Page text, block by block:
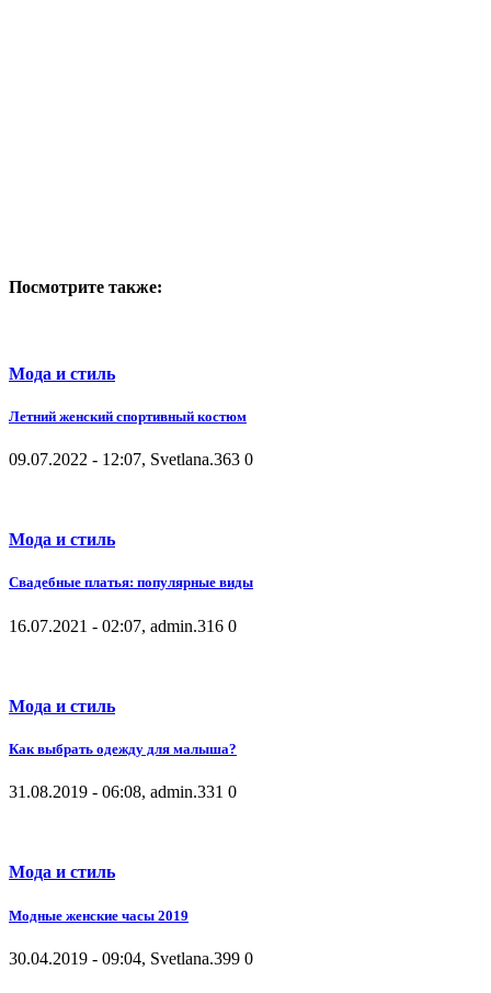
Посмотрите также:
Мода и стиль
Летний женский спортивный костюм
09.07.2022 - 12:07, Svetlana.363 0
Мода и стиль
Свадебные платья: популярные виды
16.07.2021 - 02:07, admin.316 0
Мода и стиль
Как выбрать одежду для малыша?
31.08.2019 - 06:08, admin.331 0
Мода и стиль
Модные женские часы 2019
30.04.2019 - 09:04, Svetlana.399 0